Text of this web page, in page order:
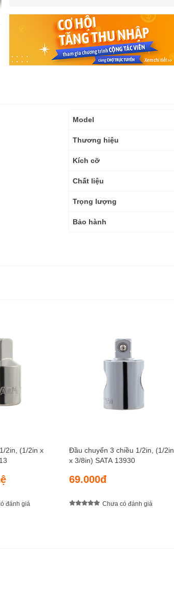
Thông
kỹ
Model
Thương hiệu
Kích cỡ
Chất liệu
Trọng lượng
Bảo hành
2in, (1/2in x
đánh giá
Đầu chuyển 3 chiều 1/2in, (1/2in
x 3/8in) SATA 13930
69.000đ
Chưa có đánh giá